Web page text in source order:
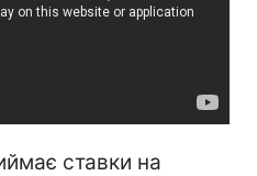
ставки на